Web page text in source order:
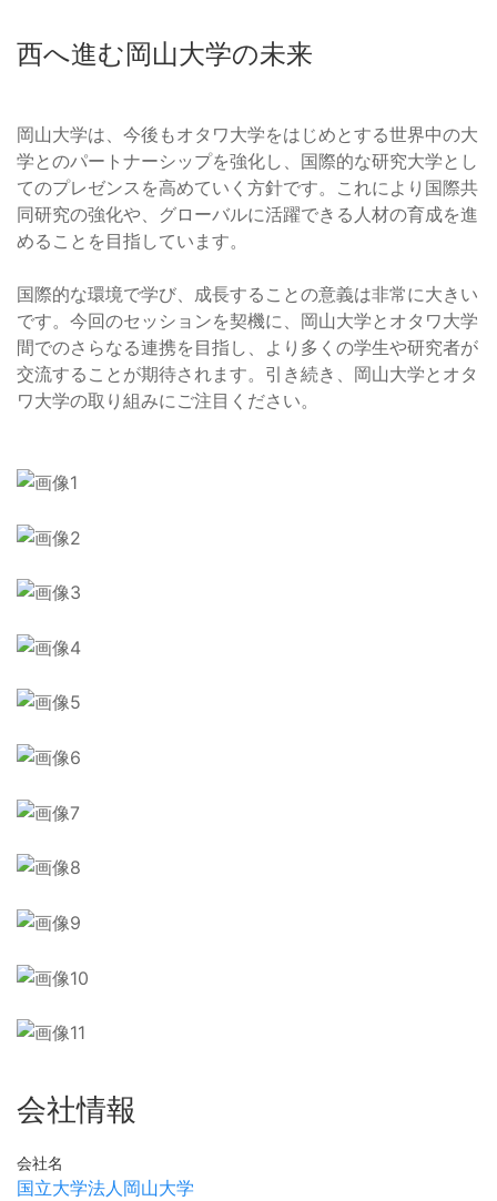
西へ進む岡山大学の未来
岡山大学は、今後もオタワ大学をはじめとする世界中の大
学とのパートナーシップを強化し、国際的な研究大学とし
てのプレゼンスを高めていく方針です。これにより国際共
同研究の強化や、グローバルに活躍できる人材の育成を進
めることを目指しています。
国際的な環境で学び、成長することの意義は非常に大きい
です。今回のセッションを契機に、岡山大学とオタワ大学
間でのさらなる連携を目指し、より多くの学生や研究者が
交流することが期待されます。引き続き、岡山大学とオタ
ワ大学の取り組みにご注目ください。
会社情報
会社名
国立大学法人岡山大学